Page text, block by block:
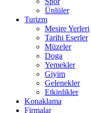
Ünlüler
Turizm
Mesire Yerleri
Tarihi Eserler
Müzeler
Doga
Yemekler
Giyim
Gelenekler
Etkinlikler
Konaklama
Firmalar